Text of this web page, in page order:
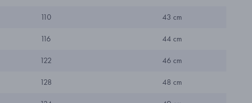
110 43 cm
116 44 cm
122 46 cm
128 48 cm